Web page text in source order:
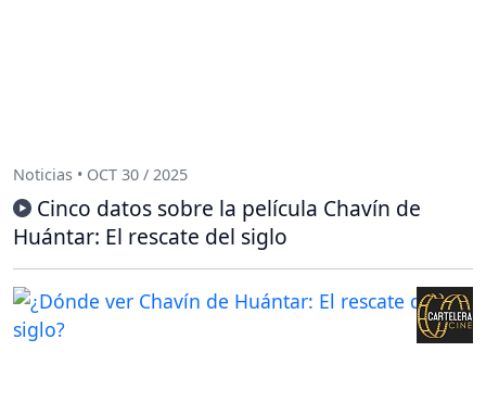
Noticias • OCT 30 / 2025
Cinco datos sobre la película Chavín de
Huántar: El rescate del siglo